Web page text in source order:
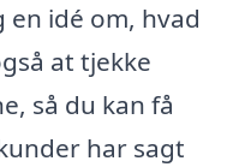
idé om, hvad
at tjekke
så du kan få
har sagt